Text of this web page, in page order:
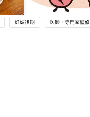
妊娠後期 医師・専門家監修